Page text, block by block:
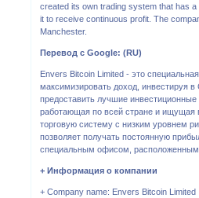
created its own trading system that has
it to receive continuous profit. The
Manchester.
Перевод с Google: (RU)
Envers Bitcoin Limited - это
максимизировать доход, инвестируя
предоставить лучшие
работающая по всей стране и ищущая
торговую систему с низким уровнем
позволяет получать постоянную
специальным офисом,
+ Информация о компании
+ Company name: Envers Bitcoin Limited